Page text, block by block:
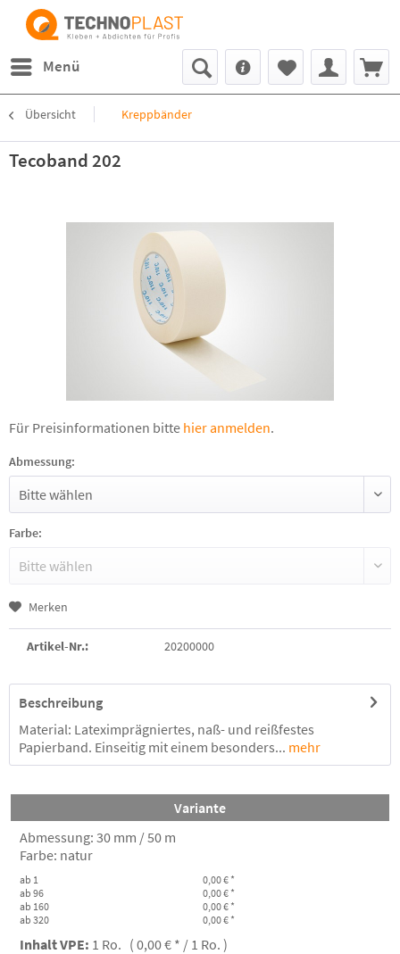
Menü
Übersicht Kreppbänder
Tecoband 202
Für Preisinformationen bitte hier anmelden.
Abmessung:
Farbe:
Merken
Artikel-Nr.: 20200000
Beschreibung
Material: Lateximprägniertes, naß- und reißfestes
Papierband. Einseitig mit einem besonders... mehr
Variante
Abmessung: 30 mm / 50 m
Farbe: natur
ab 1
0,00 € *
ab 96
0,00 € *
ab 160
0,00 € *
ab 320
0,00 € *
Inhalt VPE: 1 Ro. ( 0,00 € * / 1 Ro. )